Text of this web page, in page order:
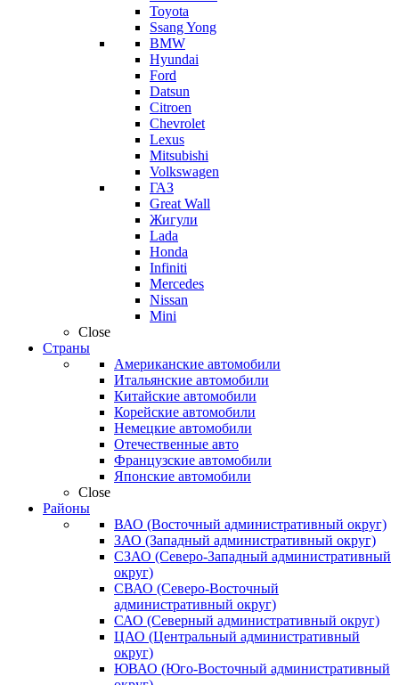
Toyota
Ssang Yong
BMW
Hyundai
Ford
Datsun
Citroen
Chevrolet
Lexus
Mitsubishi
Volkswagen
ГАЗ
Great Wall
Жигули
Lada
Honda
Infiniti
Mercedes
Nissan
Mini
Close
Страны
Американские автомобили
Итальянские автомобили
Китайские автомобили
Корейские автомобили
Немецкие автомобили
Отечественные авто
Французские автомобили
Японские автомобили
Close
Районы
ВАО (Восточный административный округ)
ЗАО (Западный административный округ)
СЗАО (Северо-Западный административный
округ)
СВАО (Северо-Восточный
административный округ)
САО (Северный административный округ)
ЦАО (Центральный административный
округ)
ЮВАО (Юго-Восточный административный